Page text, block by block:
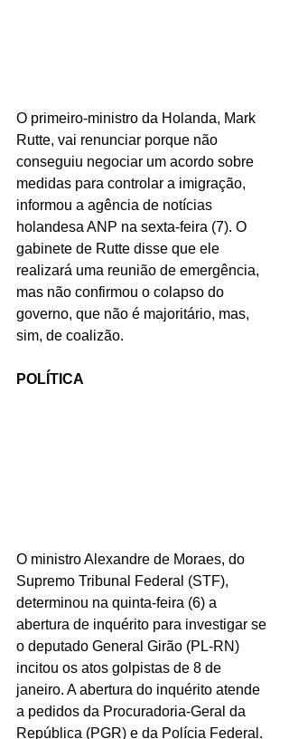
O primeiro-ministro da Holanda, Mark
Rutte, vai renunciar porque não
conseguiu negociar um acordo sobre
medidas para controlar a imigração,
informou a agência de notícias
holandesa ANP na sexta-feira (7). O
gabinete de Rutte disse que ele
realizará uma reunião de emergência,
mas não confirmou o colapso do
governo, que não é majoritário, mas,
sim, de coalizão.
POLÍTICA
O ministro Alexandre de Moraes, do
Supremo Tribunal Federal (STF),
determinou na quinta-feira (6) a
abertura de inquérito para investigar se
o deputado General Girão (PL-RN)
incitou os atos golpistas de 8 de
janeiro. A abertura do inquérito atende
a pedidos da Procuradoria-Geral da
República (PGR) e da Polícia Federal.